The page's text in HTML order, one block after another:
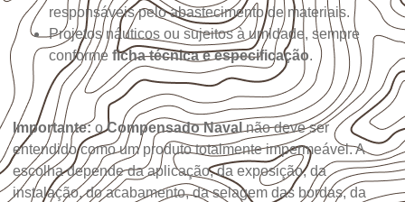
responsáveis pelo abastecimento de materiais.
Projetos náuticos ou sujeitos à umidade, sempre
conforme ficha técnica e especificação.
Importante: oCompensado Navalnão deve ser
entendido como um produto totalmente impermeável. A
escolha depende da aplicação, da exposição, da
instalação, do acabamento, da selagem das bordas, da